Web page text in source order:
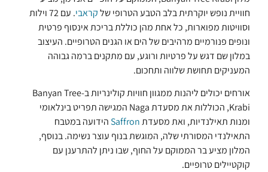
חוויית נופש יוקרתית בלב הטבע הטרופי שלקראבי
. עם 72 וילות
וסוויטות מפוארות, כל אחת מהן כוללת בריכת אינסוף פרטית
ונופים פנורמיים מרהיבים של הים או הגנים הטרופיים. העיצוב
במלון שם דגש על פרטיות ורוגע, עם מתקנים ברמה גבוהה
המעניקים תחושת שלווה ותחכום.
אורחים יכולים ליהנות ממגוון חוויות קולינריות ב-Banyan Tree
Krabi, הכוללות את מסעדת Naga המגישה תפריט בינלאומי
ומנות תאילנדיות, ואת מסעדתSaffronהידועה במטבח
התאילנדי המסורתי שלה, המוגשת בנוף עוצר נשימה. בנוסף,
המלון מציע בר הממוקם על החוף, שבו ניתן להתרענן עם
קוקטיילים טרופיים.